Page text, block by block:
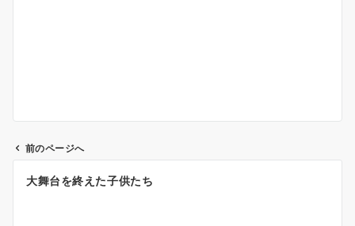
前のページへ
大舞台を終えた子供たち